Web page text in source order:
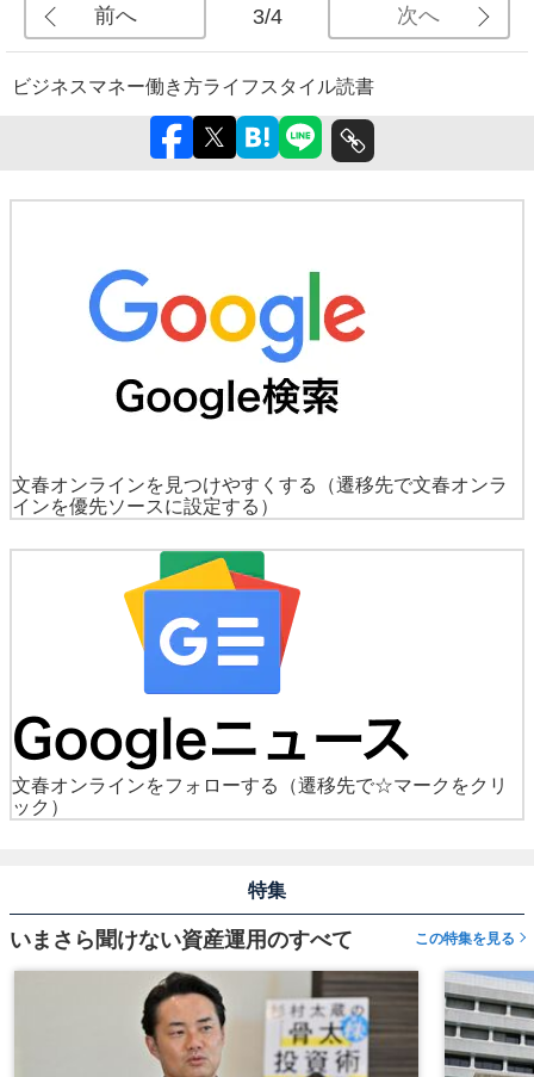
前へ 3/4 次へ
ビジネスマネー働き方ライフスタイル読書
文春オンラインを見つけやすくする
（遷移先で文春オンラ
インを優先ソースに設定する）
文春オンラインをフォローする
（遷移先で☆マークをクリ
ック）
特集
いまさら聞けない資産運用のすべて この特集を見る